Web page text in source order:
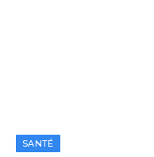
SANTÉ